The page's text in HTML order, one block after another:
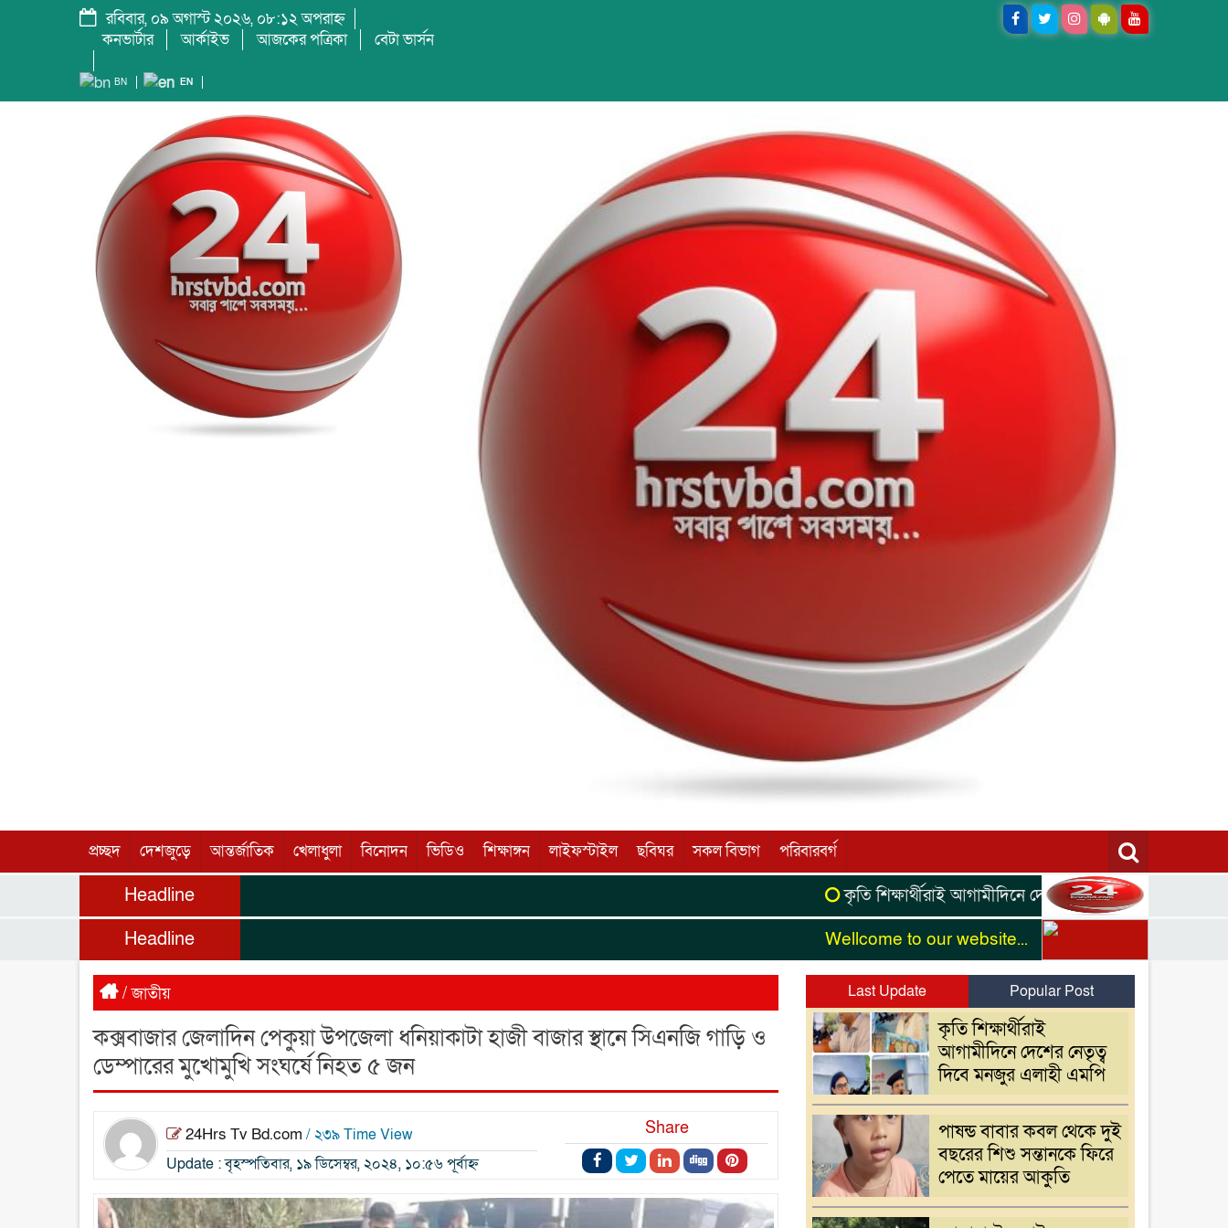
রবিবার, ০৯ অগাস্ট ২০২৬, ০৮:১২ অপরাহ্ন
কনভার্টার
আর্কাইভ আজকের পত্রিকা বেটা ভার্সন
BN EN
প্রচ্ছদ দেশজুড়ে আন্তর্জাতিক খেলাধুলা বিনোদন ভিডিও শিক্ষাঙ্গন লাইফস্টাইল ছবিঘর সকল বিভাগ পরিবারবর্গ
Headline কৃতি শিক্ষার্থীরাই আগামীদিনে দেশের নেতৃত্ব দিবে মনজুর এলাহী এমপি
Headline Wellcome to our website...
/জাতীয়
কক্সবাজার জেলাদিন পেকুয়া উপজেলা ধনিয়াকাটা হাজী বাজার স্থানে সিএনজি গাড়ি ও
ডেম্পারের মুখোমুখি সংঘর্ষে নিহত ৫ জন
24Hrs Tv Bd.com / ২৩৯ Time View
Update : বৃহস্পতিবার, ১৯ ডিসেম্বর, ২০২৪, ১০:৫৬ পূর্বাহ্ন
Share
Last Update Popular Post
কৃতি শিক্ষার্থীরাই
আগামীদিনে দেশের নেতৃত্ব
দিবে মনজুর এলাহী এমপি
পাষন্ড বাবার কবল থেকে দুই
বছরের শিশু সন্তানকে ফিরে
পেতে মায়ের আকুতি